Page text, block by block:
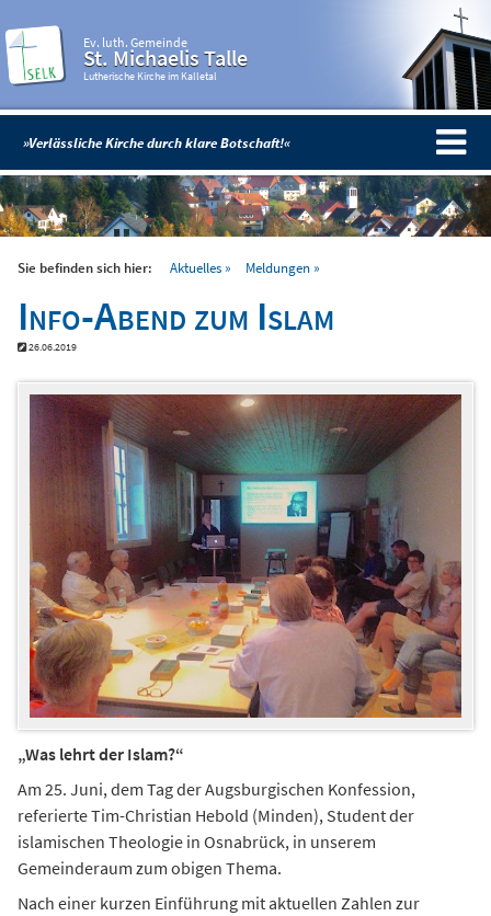
Ev. luth. Gemeinde
St. Michaelis Talle
Lutherische Kirche im Kalletal
»Verlässliche Kirche durch klare Botschaft!«
Sie befinden sich hier: Aktuelles Meldungen
Info-Abend zum Islam
26.06.2019
„Was lehrt der Islam?“
Am 25. Juni, dem Tag der Augsburgischen Konfession,
referierte Tim-Christian Hebold (Minden), Student der
islamischen Theologie in Osnabrück, in unserem
Gemeinderaum zum obigen Thema.
Nach einer kurzen Einführung mit aktuellen Zahlen zur